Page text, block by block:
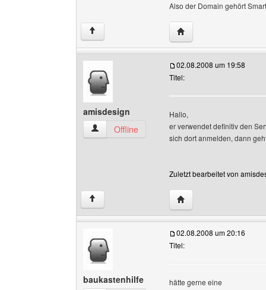
Also der Domain gehört
↑ Website dieses
amisdesign
amisdesign Benutzer-Profile anzeigen
Offline
02.08.2008 um 19:58
Titel:
Hallo,
er verwendet definitiv den
sich dort anmelden, dann
Zuletzt bearbeitet von
↑ Website dieses
baukastenhilfe
02.08.2008 um 20:16
Titel:
hätte gerne eine